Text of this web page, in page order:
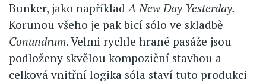
Bunker, jako napříkladA New Day Yesterday.
Korunou všeho je pak bicí sólo ve skladbě
Conundrum. Velmi rychle hrané pasáže jsou
podloženy skvělou kompoziční stavbou a
celková vnitřní logika sóla staví tuto produkci